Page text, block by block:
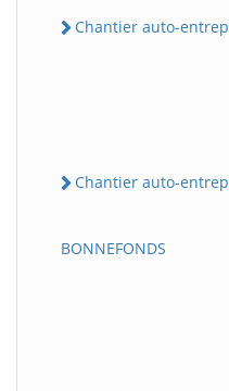
Chantier auto-
Chantier auto-
BONNEFONDS